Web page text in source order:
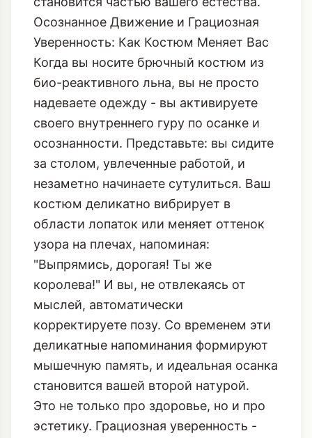
Осознанное Движение и Грациозная
Уверенность: Как Костюм Меняет Вас
Когда вы носите брючный костюм из
био-реактивного льна, вы не просто
надеваете одежду - вы активируете
своего внутреннего гуру по осанке и
осознанности. Представьте: вы сидите
за столом, увлеченные работой, и
незаметно начинаете сутулиться. Ваш
костюм деликатно вибрирует в
области лопаток или меняет оттенок
узора на плечах, напоминая:
"Выпрямись, дорогая! Ты же
королева!" И вы, не отвлекаясь от
мыслей, автоматически
корректируете позу. Со временем эти
деликатные напоминания формируют
мышечную память, и идеальная осанка
становится вашей второй натурой.
Это не только про здоровье, но и про
эстетику. Грациозная уверенность -